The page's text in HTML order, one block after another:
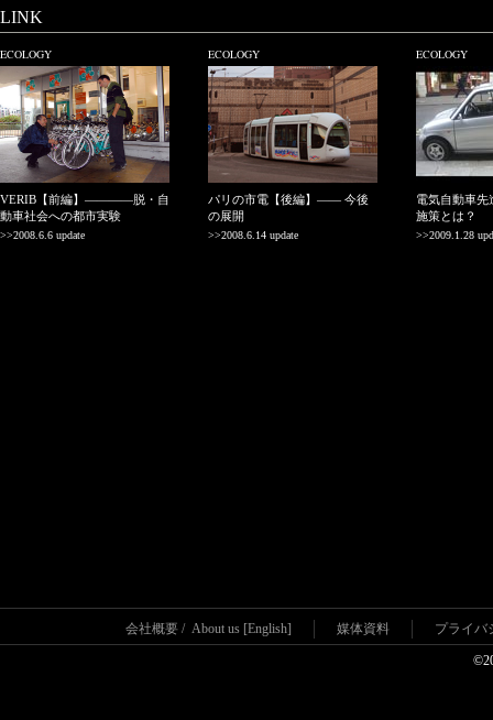
LINK
ECOLOGY
VERIB【前編】————脱・自
動車社会への都市実験
>>2008.6.6 update
ECOLOGY
パリの市電【後編】—— 今後
の展開
>>2008.6.14 update
ECOLOGY
電気自動車先
施策とは？
>>2009.1.28
会社概要 / About us [English] 媒体資料 プライバ